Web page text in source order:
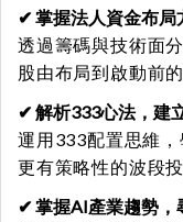
✔ 掌握法人資金布局
透過籌碼與技術面
股由布局到啟動前
✔ 解析333心法，建
運用333配置思維
更有策略性的波段
✔ 掌握AI產業趨勢，